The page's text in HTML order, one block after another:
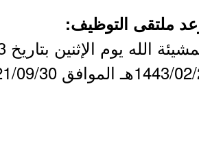
ملتقى التوظيف:
الموافق 2021/09/30م.